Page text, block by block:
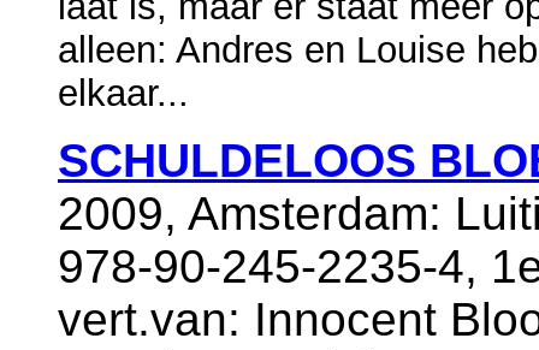
alleen: Andres en Louise
elkaar...
SCHULDELOOS
2009, Amsterdam:
978-90-245-2235-4,
vert.van: Innocent